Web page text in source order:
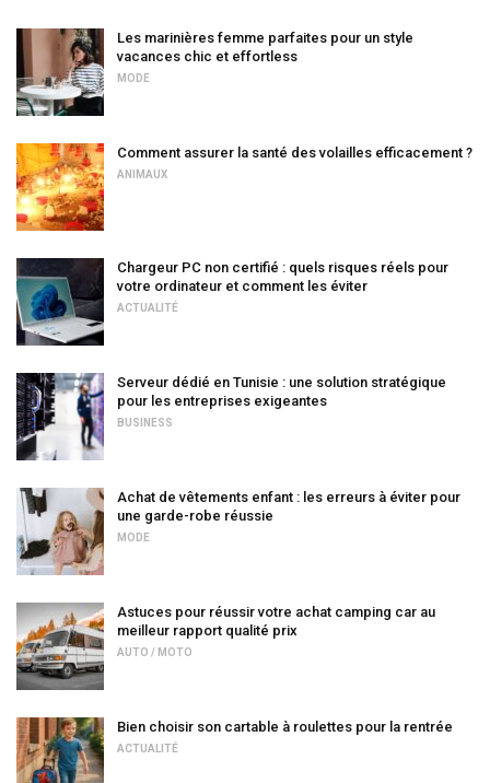
Les marinières femme parfaites pour un style
vacances chic et effortless
MODE
Comment assurer la santé des volailles efficacement ?
ANIMAUX
Chargeur PC non certifié : quels risques réels pour
votre ordinateur et comment les éviter
ACTUALITÉ
Serveur dédié en Tunisie : une solution stratégique
pour les entreprises exigeantes
BUSINESS
Achat de vêtements enfant : les erreurs à éviter pour
une garde-robe réussie
MODE
Astuces pour réussir votre achat camping car au
meilleur rapport qualité prix
AUTO / MOTO
Bien choisir son cartable à roulettes pour la rentrée
ACTUALITÉ